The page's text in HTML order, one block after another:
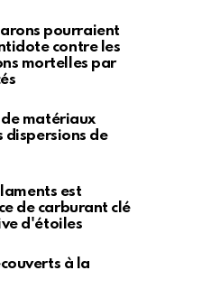
pourraient
contre les
mortelles par
matériaux
dispersions de
est
de carburant clé
d'étoiles
à la